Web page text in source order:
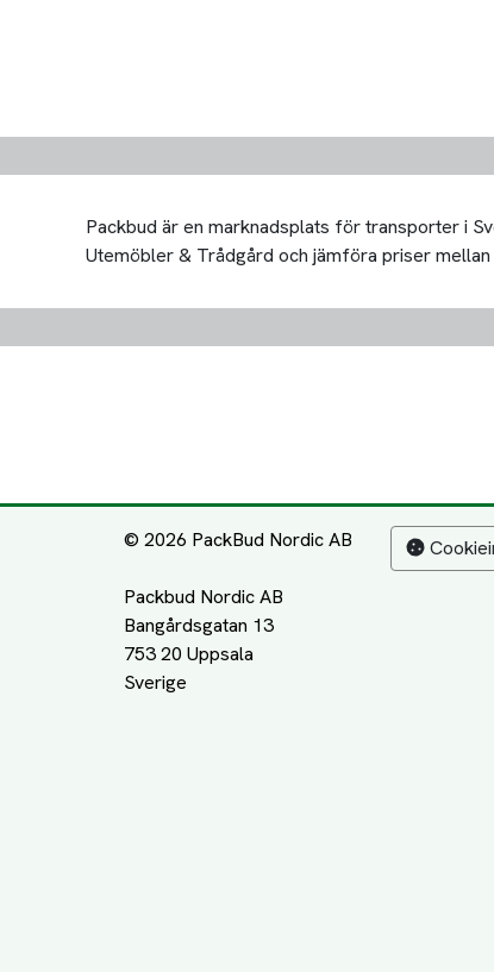
Packbud är en marknadsplats för transporter i
Utemöbler & Trådgård och jämföra priser
© 2026 PackBud Nordic AB
Packbud Nordic AB
Bangårdsgatan 13
753 20 Uppsala